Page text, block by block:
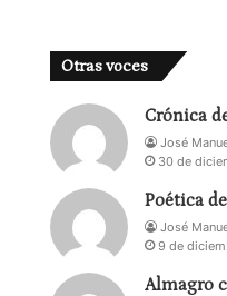
Otras voces
Crónica
José
30 de
Poética
José
9 de
Almagro